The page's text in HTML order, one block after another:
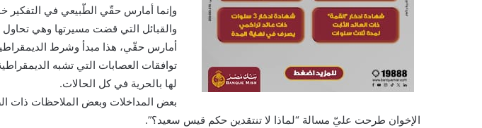
وإنما أمارس حقّي الطّبيعي في التفكير
والقبائل التي قضت مسيرتها وهي تحاول
أمارس حقّي، هذا مبدأ وشرط
توافقات العصابات التي تشبه
لها بالحرية في كل الحالات.
بعض المداخلات وبعض الملاحظات ذات
الإخوان طرحت عليّ مسالة “لماذا لا تنتقدين حكم قيس سعيد؟”.